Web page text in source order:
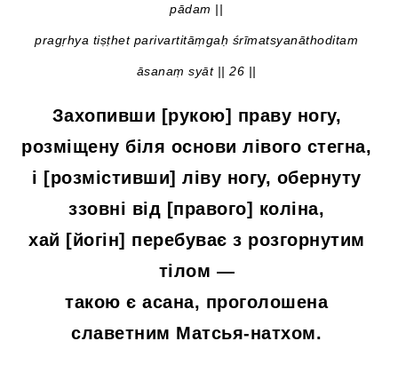
pādam ||
pragṛhya tiṣṭhet parivartitāṃgaḥ śrīmatsyanāthoditam
āsanaṃ syāt || 26 ||
Захопивши [рукою] праву ногу,
розміщену біля основи лівого стегна,
і [розмістивши] ліву ногу, обернуту
ззовні від [правого] коліна,
хай [йогін] перебуває з розгорнутим
тілом —
такою є асана, проголошена
славетним Матсья-натхом.